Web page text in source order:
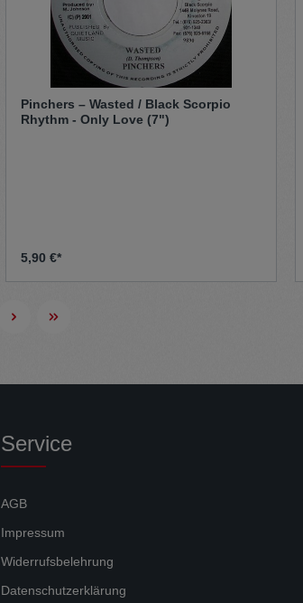
Pinchers – Wasted / Black Scorpio
Rhythm - Only Love (7")
5,90 €*
Service
AGB
Impressum
Widerrufsbelehrung
Datenschutzerklärung